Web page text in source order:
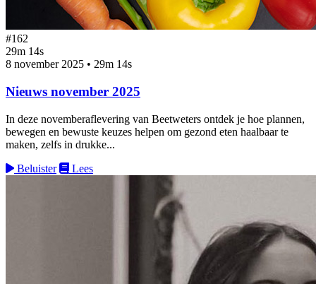
#162
29m 14s
8 november 2025 • 29m 14s
Nieuws november 2025
In deze novemberaflevering van Beetweters ontdek je hoe plannen,
bewegen en bewuste keuzes helpen om gezond eten haalbaar te
maken, zelfs in drukke...
Beluister
Lees